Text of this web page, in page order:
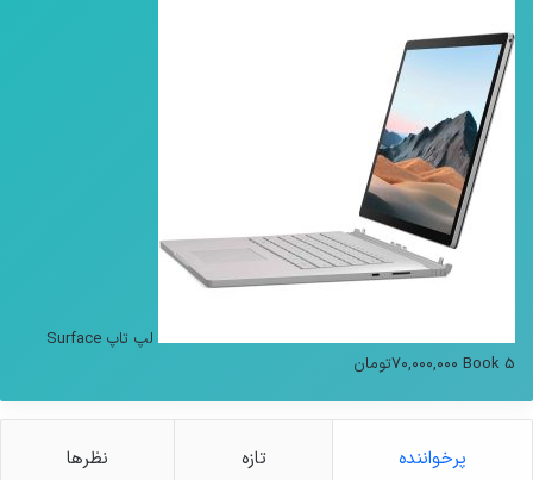
لپ تاپ Surface
Book 5 ۷۰,۰۰۰,۰۰۰تومان
پرخواننده تازه نظرها